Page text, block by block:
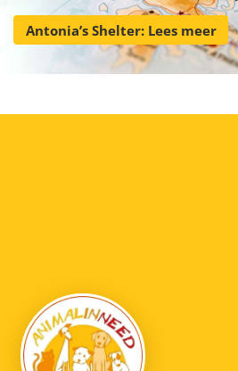
Antonia’s Shelter: Lees meer